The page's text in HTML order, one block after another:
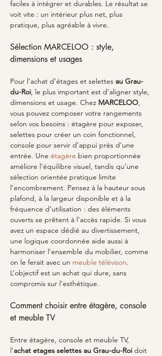
faciles à intégrer et durables. Le résultat se
voit vite : un intérieur plus net, plus
pratique, plus agréable à vivre.
Sélection MARCELOO : style,
dimensions et usages
Pour l’achat d’étages et selettes au Grau-
du-Roi, le plus important est d’aligner style,
dimensions et usage. Chez MARCELOO,
vous pouvez composer votre rangements
selon vos besoins : étagère pour exposer,
selettes pour créer un coin fonctionnel,
console pour servir d’appui près d’une
entrée. Une étagère bien proportionnée
améliore l’équilibre visuel, tandis qu’une
sélection orientée pratique limite
l’encombrement. Pensez à la hauteur sous
plafond, à la largeur disponible et à la
fréquence d’utilisation : des éléments
ouverts se prêtent à l’accès rapide. Si vous
avez un espace dédié au divertissement,
une logique coordonnée aide aussi à
harmoniser l’ensemble du mobilier, comme
on le ferait avec un meuble télévison.
L’objectif est un achat qui dure, sans
compromis sur l’esthétique.
Comment choisir entre étagère, console
et meuble TV
Entre étagère, console et meuble TV,
l’achat etages selettes au Grau-du-Roi doit